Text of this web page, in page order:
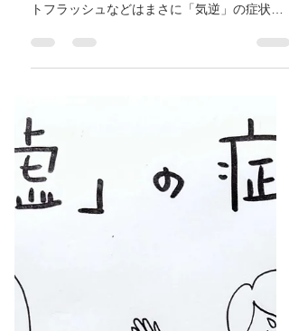
のは気が上がったったサイ
ン！「気逆」について】優
しく学ぼう東洋医学④
す。 自律神経失調症、更年期障害によるホッ
トフラッシュなどはまさに「気逆」の症状と
言えます。 「気」の働き ・温める ・動かす
力 ・呼吸する ・守る力 ・内臓などをあるべ
き場所に固め保持する ・新陳代謝 以上が
「気」の働きです。...